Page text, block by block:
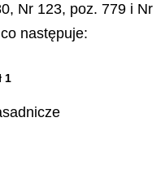
Nr 123, poz. 779 i Nr
następuje:
1